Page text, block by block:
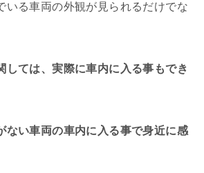
いる車両の外観が見られるだけでな
しては、実際に車内に入る事もでき
ない車両の車内に入る事で身近に感